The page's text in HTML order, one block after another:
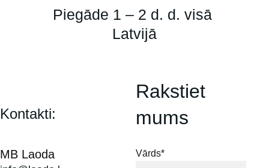
Rakstiet
mums
Vārds*
MB Laoda
Kontakti:
Piegāde 1 – 2 d. d. visā
Latvijā